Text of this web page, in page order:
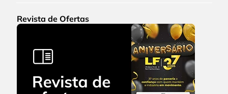
Revista de Ofertas